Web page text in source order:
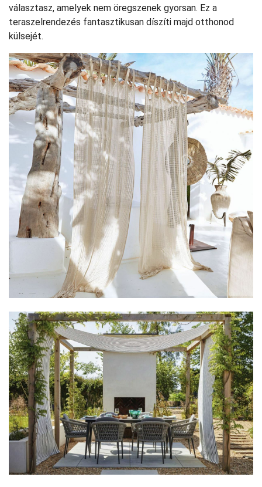
választasz, amelyek nem öregszenek gyorsan. Ez a
teraszelrendezés fantasztikusan díszíti majd otthonod
külsejét.